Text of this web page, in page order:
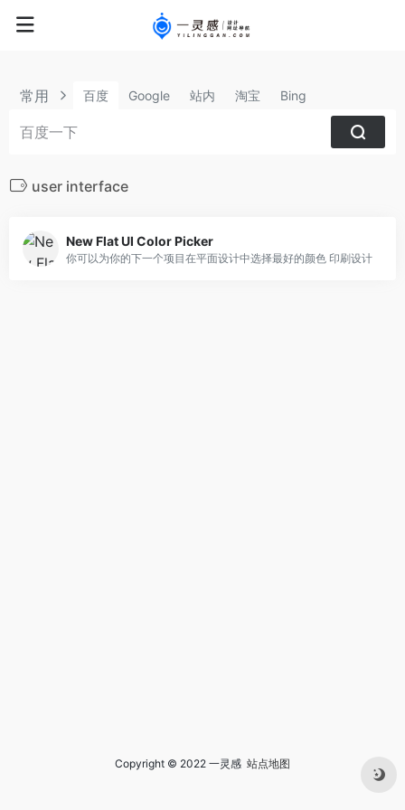
常用 百度 Google 站内 淘宝 Bing
user interface
New Flat UI Color Picker
你可以为你的下一个项目在平面设计中选择最好的颜色 印刷设计
Copyright © 2022 一灵感 站点地图